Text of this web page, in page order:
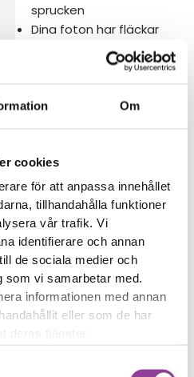
Om
cookies
för att anpassa innehållet
tillhandahålla funktioner
vår trafik. Vi
identifierare och annan
de sociala medier och
som vi samarbetar med.
informationen med annan
eller som de har
deras tjänster.
sprucken
Dina foton har fläckar
Dina foton är suddiga
minuter
för samma
kr
499,00kr